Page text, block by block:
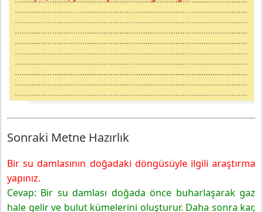
Sonraki Metne Hazırlık
Bir su damlasının doğadaki döngüsüyle ilgili araştırma
yapınız.
Cevap: Bir su damlası doğada önce buharlaşarak gaz
hale gelir ve bulut kümelerini oluşturur. Daha sonra kar,